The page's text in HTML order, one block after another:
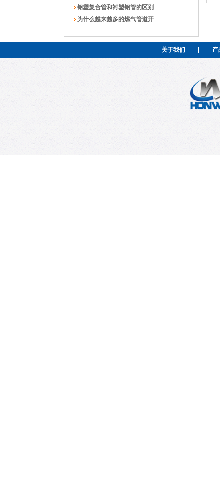
钢塑复合管和衬塑钢管的区别
为什么越来越多的燃气管道开
关于我们 产